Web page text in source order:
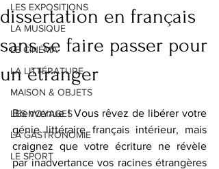
LES EXPOSITIONS
LA MUSIQUE
LE CINÉMA
LA LITTÉRATURE
MAISON & OBJETS
LES VOYAGES
LA GASTRONOMIE
LE SPORT
dissertation en français
sans se faire passer pour
un étranger
Bienvenue ! Vous rêvez de libérer votre
génie littéraire français intérieur, mais
craignez que votre écriture ne révèle
par inadvertance vos racines étrangères